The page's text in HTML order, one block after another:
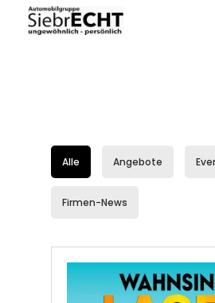
Alle Angebote
Firmen-News